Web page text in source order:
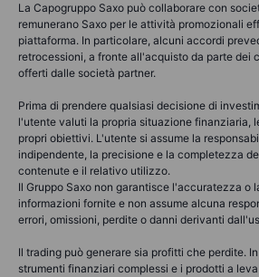
La Capogruppo Saxo può collaborare con
remunerano Saxo per le attività promozionali
piattaforma. In particolare, alcuni accordi
retrocessioni, a fronte all'acquisto da parte dei
offerti dalle società partner.
Prima di prendere qualsiasi decisione di
l'utente valuti la propria situazione finanziaria,
propri obiettivi. L'utente si assume la
indipendente, la precisione e la completezza
contenute e il relativo utilizzo.
Il Gruppo Saxo non garantisce l'accuratezza o
informazioni fornite e non assume alcuna
errori, omissioni, perdite o danni derivanti
Il trading può generare sia profitti che perdite.
strumenti finanziari complessi e i prodotti a